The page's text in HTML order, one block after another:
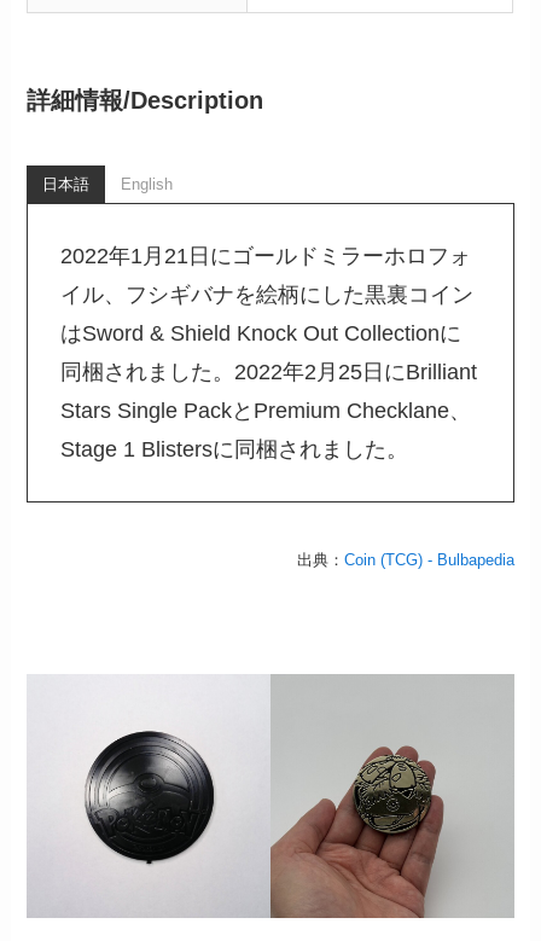
詳細情報/Description
日本語 English
2022年1月21日にゴールドミラーホロフォ
イル、フシギバナを絵柄にした黒裏コイン
はSword & Shield Knock Out Collectionに
同梱されました。2022年2月25日にBrilliant
Stars Single PackとPremium Checklane、
Stage 1 Blistersに同梱されました。
出典： Coin (TCG) - Bulbapedia